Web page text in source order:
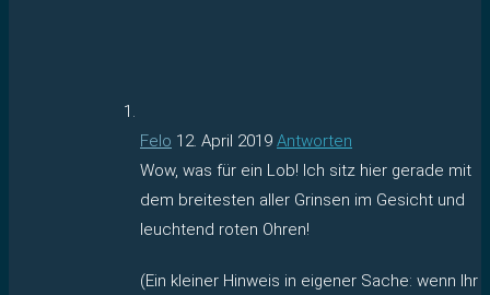
Felo 12. April 2019 Antworten
Wow, was für ein Lob! Ich sitz hier gerade mit
dem breitesten aller Grinsen im Gesicht und
leuchtend roten Ohren!
(Ein kleiner Hinweis in eigener Sache: wenn Ihr